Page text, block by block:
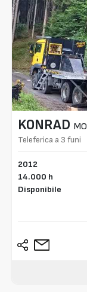
KONRAD
Teleferica a 3 funi
2012
14.000 h
Disponibile